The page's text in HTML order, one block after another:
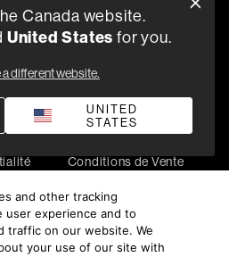
Carlsbad, CA 92008
Conditions de Vente
Industries, Incorporated. All
reserved.
Canada website.
United States for you.
different website.
UNITED
STATES
and other tracking
user experience and to
traffic on our website. We
your use of our site with